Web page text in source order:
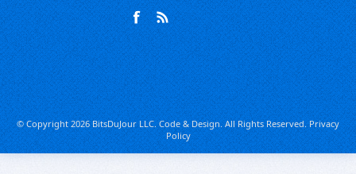
© Copyright 2026 BitsDuJour LLC. Code & Design. All Rights Reserved.Privacy
Policy